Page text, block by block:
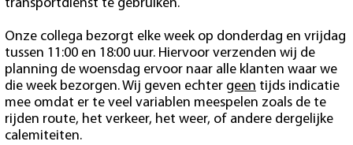
transportdienst te gebruiken.
Onze collega bezorgt elke week op donderdag en vrijdag
tussen 11:00 en 18:00 uur. Hiervoor verzenden wij de
planning de woensdag ervoor naar alle klanten waar we
die week bezorgen. Wij geven echter geen tijds indicatie
mee omdat er te veel variablen meespelen zoals de te
rijden route, het verkeer, het weer, of andere dergelijke
calemiteiten.